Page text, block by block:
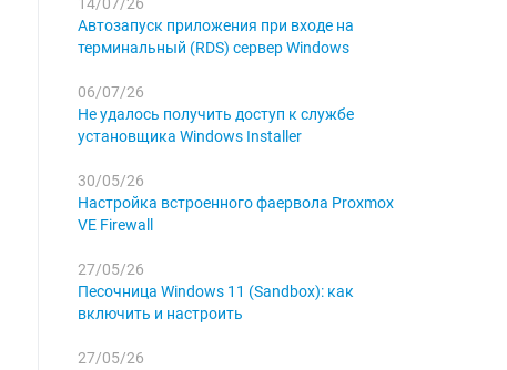
Автозапуск приложения при входе на
терминальный (RDS) сервер Windows
06/07/26
Не удалось получить доступ к службе
установщика Windows Installer
30/05/26
Настройка встроенного фаервола Proxmox
VE Firewall
27/05/26
Песочница Windows 11 (Sandbox): как
включить и настроить
27/05/26